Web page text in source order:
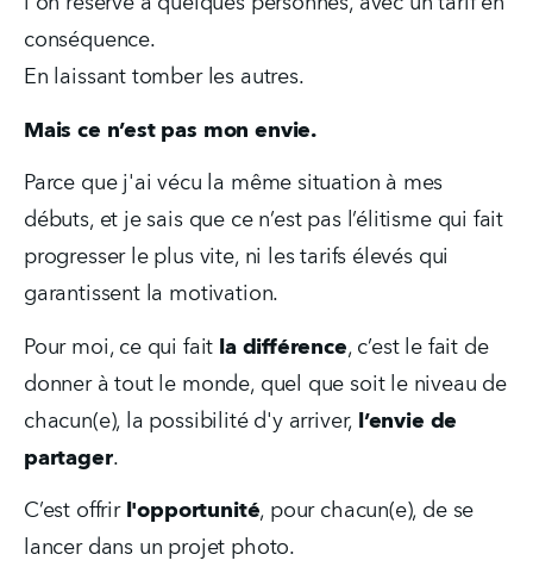
conséquence.
En laissant tomber les autres.
Mais ce n’est pas mon envie.
Parce que j'ai vécu la même situation à mes
débuts, et je sais que ce n’est pas l’élitisme qui fait
progresser le plus vite, ni les tarifs élevés qui
garantissent la motivation.
Pour moi, ce qui fait la différence, c’est le fait de
donner à tout le monde, quel que soit le niveau de
chacun(e), la possibilité d'y arriver, l’envie de
partager.
C’est offrir l'opportunité, pour chacun(e), de se
lancer dans un projet photo.